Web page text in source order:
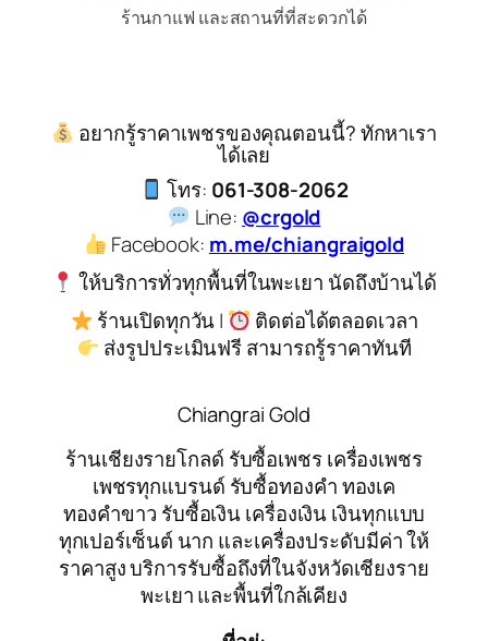
ร้านกาแฟ และสถานที่ที่สะดวกได้
อยากรู้ราคาเพชรของคุณตอนนี้? ทักหาเรา
ได้เลย
โทร: 061-308-2062
Line: @crgold
Facebook: m.me/chiangraigold
ให้บริการทั่วทุกพื้นที่ในพะเยา นัดถึงบ้านได้
ร้านเปิดทุกวัน |
ติดต่อได้ตลอดเวลา
ส่งรูปประเมินฟรี สามารถรู้ราคาทันที
Chiangrai Gold
ร้านเชียงรายโกลด์ รับซื้อเพชร เครื่องเพชร
เพชรทุกแบรนด์ รับซื้อทองคำ ทองเค
ทองคำขาว รับซื้อเงิน เครื่องเงิน เงินทุกแบบ
ทุกเปอร์เซ็นต์ นาก และเครื่องประดับมีค่า ให้
ราคาสูง บริการรับซื้อถึงที่ในจังหวัดเชียงราย
พะเยา และพื้นที่ใกล้เคียง